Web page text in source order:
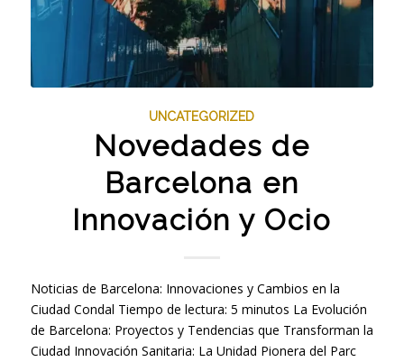
UNCATEGORIZED
Novedades de
Barcelona en
Innovación y Ocio
Noticias de Barcelona: Innovaciones y Cambios en la
Ciudad Condal Tiempo de lectura: 5 minutos La Evolución
de Barcelona: Proyectos y Tendencias que Transforman la
Ciudad Innovación Sanitaria: La Unidad Pionera del Parc